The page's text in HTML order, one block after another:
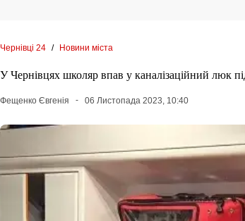
Чернівці 24 / Новини міста
У Чернівцях школяр впав у каналізаційний люк
Фещенко Євгенія 06 Листопада 2023, 10:40